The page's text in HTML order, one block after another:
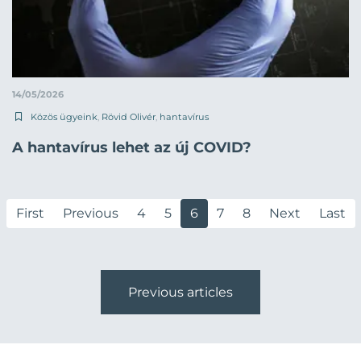
14/05/2026
Közös ügyeink, Rövid Olivér, hantavírus
A hantavírus lehet az új COVID?
First Previous 4 5 6 7 8 Next Last
Previous articles